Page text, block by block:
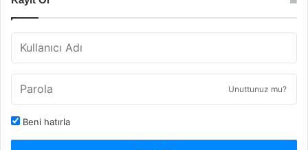
Unuttunuz mu?
Beni hatırla